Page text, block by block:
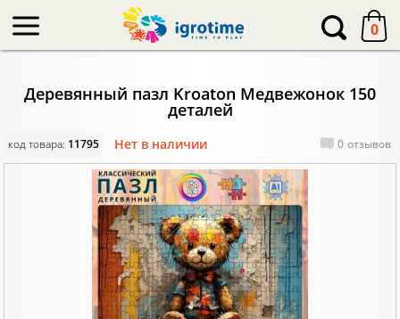
0
Деревянный пазл Kroaton Медвежонок 150
деталей
код товара: 11795 Нет в наличии 0 отзывов